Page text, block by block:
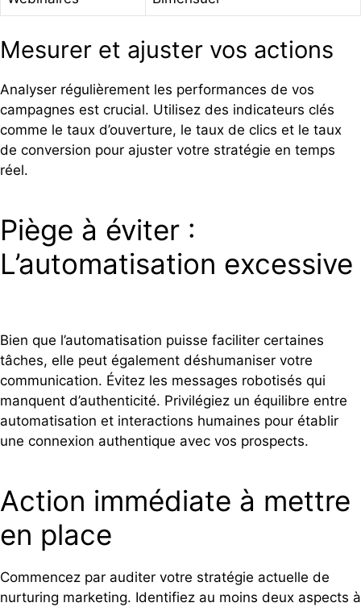
Mesurer et ajuster vos actions
Analyser régulièrement les performances de vos
campagnes est crucial. Utilisez des indicateurs clés
comme le taux d’ouverture, le taux de clics et le taux
de conversion pour ajuster votre stratégie en temps
réel.
Piège à éviter :
L’automatisation excessive
Bien que l’automatisation puisse faciliter certaines
tâches, elle peut également déshumaniser votre
communication. Évitez les messages robotisés qui
manquent d’authenticité. Privilégiez un équilibre entre
automatisation et interactions humaines pour établir
une connexion authentique avec vos prospects.
Action immédiate à mettre
en place
Commencez par auditer votre stratégie actuelle de
nurturing marketing. Identifiez au moins deux aspects à